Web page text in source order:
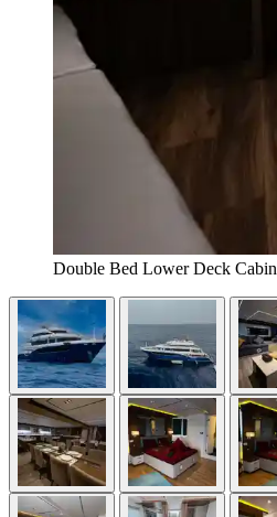
Double Bed Lower Deck Cabin